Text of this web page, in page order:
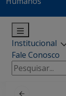
Institucional
Fale Conosco
Pesquisar
por: